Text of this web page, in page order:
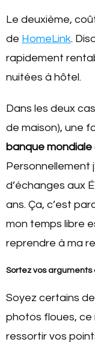
Le deuxième,
de HomeLink.
rapidement
nuitées à hôtel.
Dans les deux
de maison), une
banque mondiale
Personnellement
d’échanges aux
ans. Ça, c’est
mon temps libre
reprendre à ma
Sortez vos arguments
Soyez certains
photos floues, ce
ressortir vos